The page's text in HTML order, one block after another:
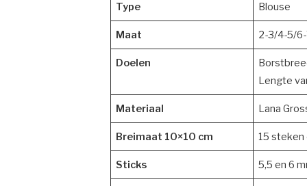
Type Blouse
Maat 2-3/4-5/
Doelen
Lengte
Materiaal Lana
Breimaat 10×10 cm 15 steken
Sticks 5,5 en 6